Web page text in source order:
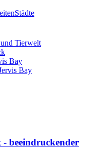
Städte
Tierwelt
Bay
Bay
beeindruckender